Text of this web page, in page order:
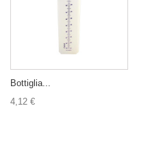
Bottiglia...
4,12 €